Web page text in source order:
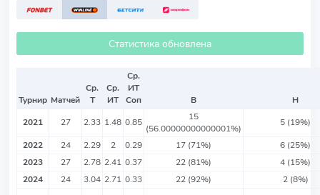
Статистика обновлена
Турнир Матчей
Ср.
Т
Ср.
ИТ
Ср.
ИТ
Соп
В
Н
2021
27 2.33 1.48 0.85
15
(56.00000000000001%)
5 (19%)
2022
24 2.29 2 0.29 17 (71%)
6 (25%)
2023
27 2.78 2.41 0.37 22 (81%)
4 (15%)
2024
24 3.04 2.71 0.33 22 (92%)
2 (8%)